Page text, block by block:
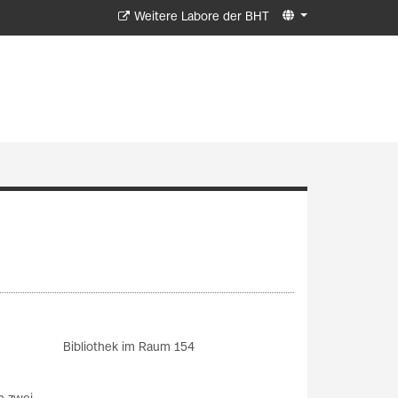
Weitere Labore der BHT
Bibliothek im Raum 154